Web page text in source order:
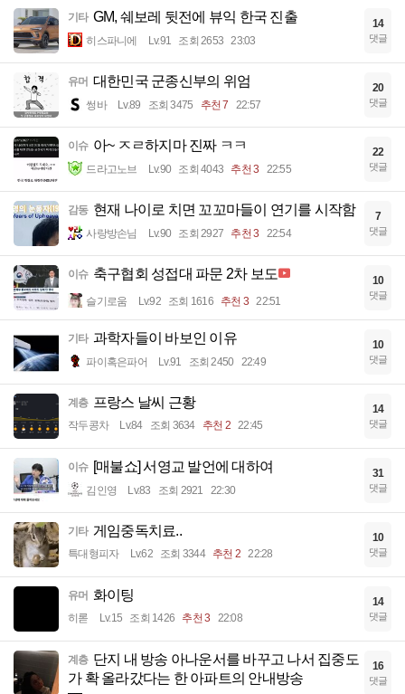
기타 GM, 쉐보레 뒷전에 뷰익 한국 진출
히스파니에 Lv.91 조회 2653 23:03
14
댓글
유머 대한민국 군종신부의 위엄
썽바 Lv.89 조회 3475 추천 7 22:57
20
댓글
이슈 아~ ㅈㄹ하지마 진짜 ㅋㅋ
드라고노브 Lv.90 조회 4043 추천 3 22:55
22
댓글
감동 현재 나이로 치면 꼬꼬마들이 연기를 시작함
사랑방손님 Lv.90 조회 2927 추천 3 22:54
7
댓글
이슈 축구협회 성접대 파문 2차 보도
슬기로움 Lv.92 조회 1616 추천 3 22:51
10
댓글
기타 과학자들이 바보인 이유
파이혹은파어 Lv.91 조회 2450 22:49
10
댓글
계층 프랑스 날씨 근황
작두콩차 Lv.84 조회 3634 추천 2 22:45
14
댓글
이슈 [매불쇼] 서영교 발언에 대하여
김인영 Lv.83 조회 2921 22:30
31
댓글
기타 게임중독치료..
특대형피자 Lv.62 조회 3344 추천 2 22:28
10
댓글
유머 화이팅
히롣 Lv.15 조회 1426 추천 3 22:08
14
댓글
계층 단지 내 방송 아나운서를 바꾸고 나서 집중도
가 확 올라갔다는 한 아파트의 안내방송
16
댓글